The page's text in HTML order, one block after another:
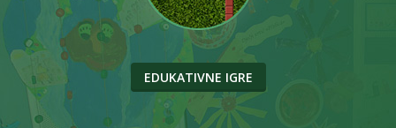
EDUKATIVNE IGRE